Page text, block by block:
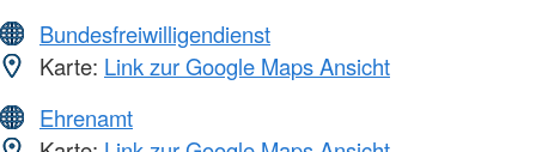
Bundesfreiwilligendienst
Karte: Link zur Google Maps Ansicht
Ehrenamt